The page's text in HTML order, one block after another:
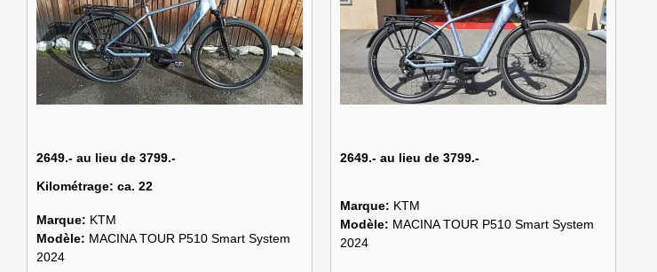
2649.- au lieu de 3799.-
Kilométrage: ca. 22
Marque: KTM
Modèle: MACINA TOUR P510 Smart System
2024
2649.- au lieu de 3799.-
Marque: KTM
Modèle: MACINA TOUR P510 Smart System
2024